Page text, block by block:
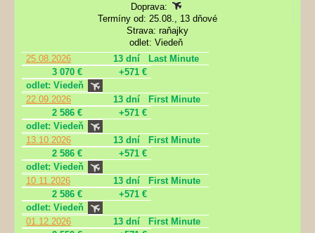
Doprava:
Termíny od: 25.08., 13 dňové
Strava: raňajky
odlet: Viedeň
25.08.2026
13 dní
Last Minute
3 070 €
+571 €
odlet: Viedeň
22.09.2026
13 dní
First Minute
2 586 €
+571 €
odlet: Viedeň
13.10.2026
13 dní
First Minute
2 586 €
+571 €
odlet: Viedeň
10.11.2026
13 dní
First Minute
2 586 €
+571 €
odlet: Viedeň
01.12.2026
13 dní
First Minute